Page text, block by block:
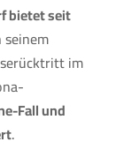
bietet seit
seinem
im
Fall und
.